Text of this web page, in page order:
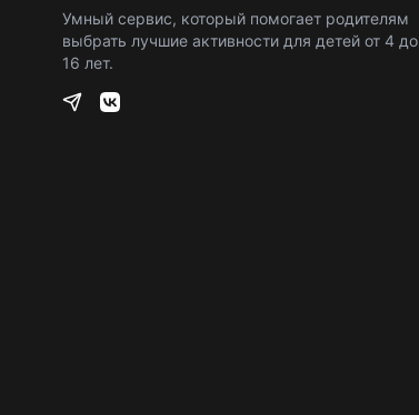
Умный сервис, который помогает родителям
выбрать лучшие активности для детей от 4 до
16 лет.